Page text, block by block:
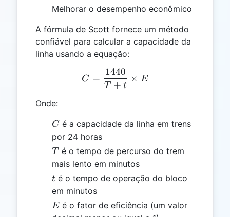
Melhorar o desempenho econômico
A fórmula de Scott fornece um método
confiável para calcular a capacidade da
linha usando a equação:
C = \frac{1440}{T + t}
C =
T + t
1440
× E
Onde:
C
C é a capacidade da linha em trens
por 24 horas
T
T é o tempo de percurso do trem
mais lento em minutos
t
t é o tempo de operação do bloco
em minutos
E
E é o fator de eficiência (um valor